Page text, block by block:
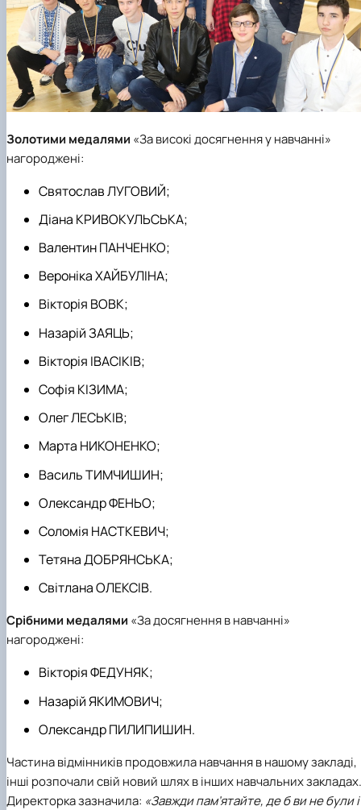
Золотими медалями «За високі досягнення у навчанні»
нагороджені:
Святослав ЛУГОВИЙ;
Діана КРИВОКУЛЬСЬКА;
Валентин ПАНЧЕНКО;
Вероніка ХАЙБУЛІНА;
Вікторія ВОВК;
Назарій ЗАЯЦЬ;
Вікторія ІВАСІКІВ;
Софія КІЗИМА;
Олег ЛЕСЬКІВ;
Марта НИКОНЕНКО;
Василь ТИМЧИШИН;
Олександр ФЕНЬО;
Соломія НАСТКЕВИЧ;
Тетяна ДОБРЯНСЬКА;
Світлана ОЛЕКСІВ.
Срібними медалями «За досягнення в навчанні»
нагороджені:
Вікторія ФЕДУНЯК;
Назарій ЯКИМОВИЧ;
Олександр ПИЛИПИШИН.
Частина відмінників продовжила навчання в нашому закладі,
інші розпочали свій новий шлях в інших навчальних закладах.
Директорка зазначила: «Завжди пам’ятайте, де б ви не були і